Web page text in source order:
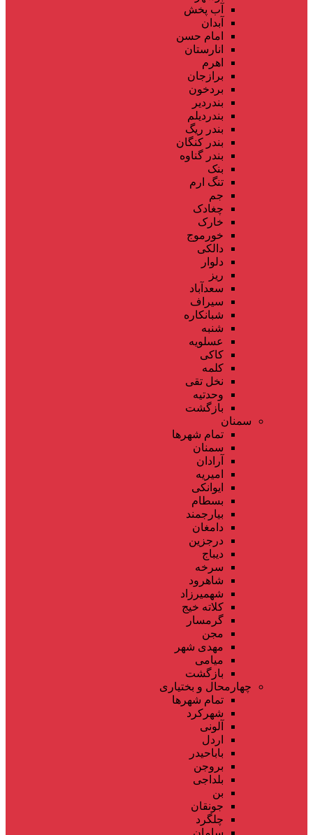
آب پخش
آبدان
امام حسن
انارستان
اهرم
برازجان
بردخون
بندردیر
بندردیلم
بندر ریگ
بندر کنگان
بندر گناوه
بنک
تنگ ارم
جم
چغادک
خارک
خورموج
دالکی
دلوار
ریز
سعدآباد
سیراف
شبانکاره
شنبه
عسلویه
کاکی
کلمه
نخل تقی
وحدتیه
بازگشت
سمنان
تمام شهر‌ها
سمنان
آرادان
امیریه
ایوانکی
بسطام
بیارجمند
دامغان
درجزین
دیباج
سرخه
شاهرود
شهمیرزاد
کلاته خیج
گرمسار
مجن
مهدی شهر
میامی
بازگشت
چهارمحال و بختیاری
تمام شهر‌ها
شهرکرد
آلونی
اردل
باباحیدر
بروجن
بلداجی
بن
جونقان
چلگرد
سامان